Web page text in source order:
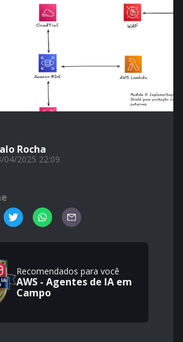
Rocha
04/2025 22:09
Recomendados para você
AWS - Agentes de IA em
Campo